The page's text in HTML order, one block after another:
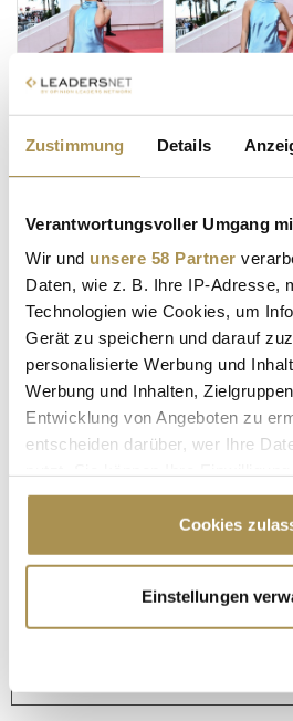
Zustimmung Details
Verantwortungsvoller Umgang
Wir und unsere 58 Partner
Daten, wie z. B. Ihre IP-Adresse,
Technologien wie Cookies, um
Gerät zu speichern und darauf
personalisierte Werbung und
Werbung und Inhalten,
Entwicklung von Angeboten zu
entscheiden darüber, wer Ihre
Cookie-Erklärung oder durch
Trigger Symbol ändern oder
Informationen über Ihre
erfassen, welche bis auf
Cookies
EinstellungenSeite 1 / 13